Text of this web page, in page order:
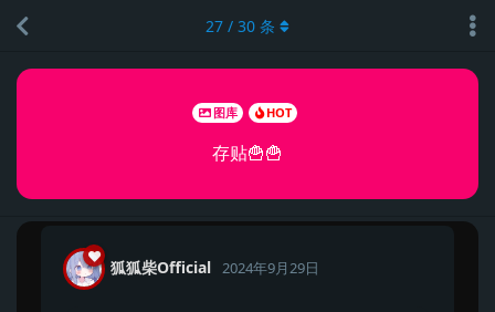
图库 HOT
存贴🍟🍟
27 / 30 条
狐狐柴Official 2024年9月29日